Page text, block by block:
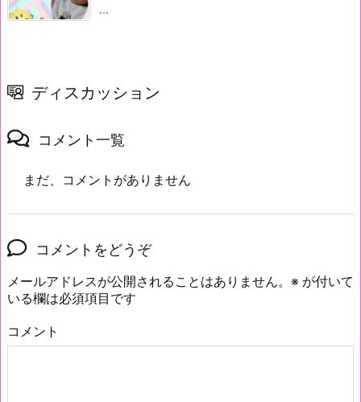
...
ディスカッション
コメント一覧
まだ、コメントがありません
コメントをどうぞ
メールアドレスが公開されることはありません。 ※ が付いて
いる欄は必須項目です
コメント